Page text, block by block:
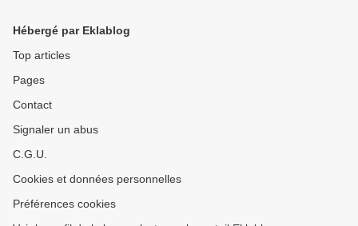
Hébergé par Eklablog
Top articles
Pages
Contact
Signaler un abus
C.G.U.
Cookies et données personnelles
Préférences cookies